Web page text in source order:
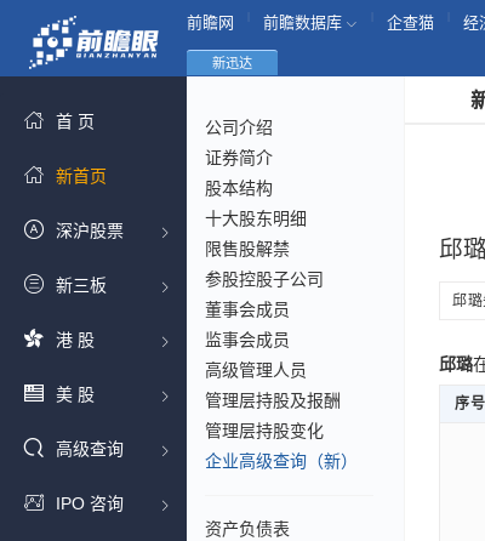
前瞻网 前瞻数据库 企查猫 经
首 页
新首页
深沪股票
新三板
港 股
美 股
高级查询
IPO 咨询
新迅达
公司介绍
证券简介
股本结构
十大股东明细
限售股解禁
参股控股子公司
董事会成员
监事会成员
高级管理人员
管理层持股及报酬
管理层持股变化
企业高级查询（新）
资产负债表
邱璐
邱
邱璐
序号